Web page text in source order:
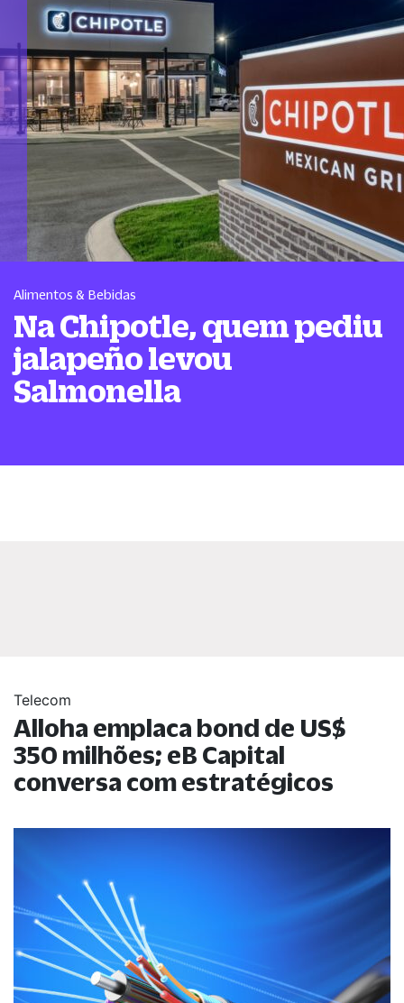
Alimentos & Bebidas
Na Chipotle, quem pediu
jalapeño levou
Salmonella
Telecom
Alloha emplaca bond de US$
350 milhões; eB Capital
conversa com estratégicos